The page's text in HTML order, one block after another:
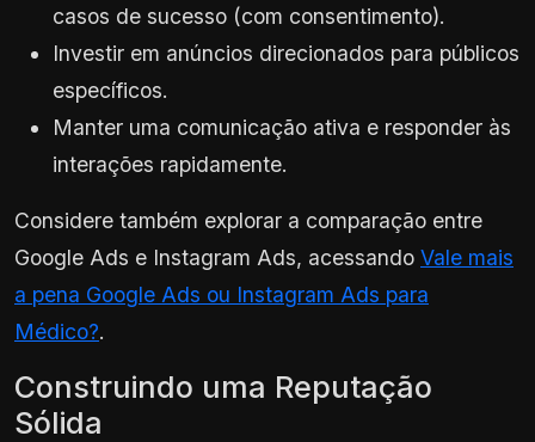
casos de sucesso (com consentimento).
Investir em anúncios direcionados para públicos
específicos.
Manter uma comunicação ativa e responder às
interações rapidamente.
Considere também explorar a comparação entre
Google Ads e Instagram Ads, acessando Vale mais
a pena Google Ads ou Instagram Ads para
Médico?.
Construindo uma Reputação
Sólida